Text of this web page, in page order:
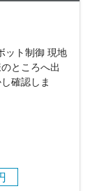
ット制御 現地
ところへ出
確認しま